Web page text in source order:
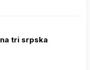
tri srpska